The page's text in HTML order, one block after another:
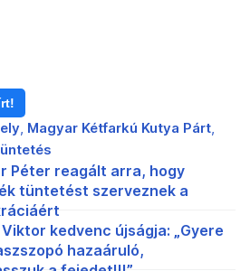
Magyar Kétfarkú Kutya Párt
Péter reagált arra, hogy
tüntetést szerveznek a
kedvenc újságja: „Gyere
hazaáruló,